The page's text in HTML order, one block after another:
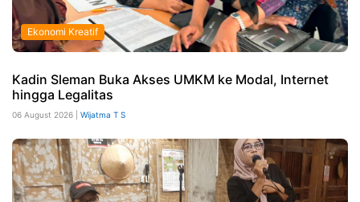
Ekonomi Kreatif
Kadin Sleman Buka Akses UMKM ke Modal, Internet
hingga Legalitas
06 August 2026 | Wijatma T S